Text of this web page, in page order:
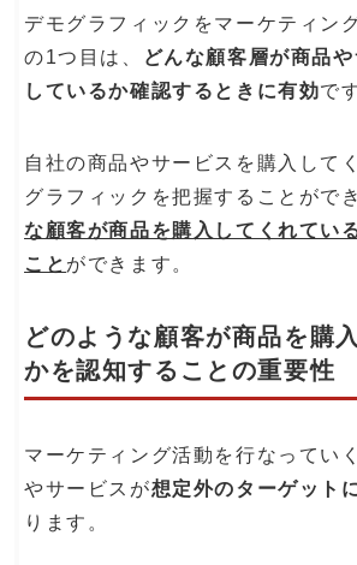
デモグラフィックをマーケティン
の1つ目は、
どんな顧客層が商品
しているか確認するときに有効で
自社の商品やサービスを購入して
グラフィックを把握することがで
な顧客が商品を購入してくれてい
こと ができます。
どのような顧客が商品を購
かを認知することの重要性
マーケティング活動を行なってい
やサービスが想定外のターゲット
ります。